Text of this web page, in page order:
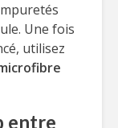
Une fois
utilisez
entre